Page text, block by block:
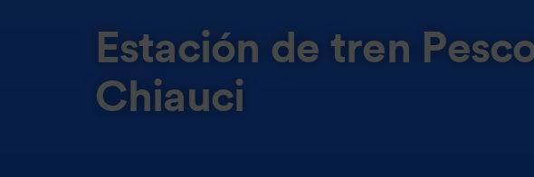
Estación de tren
Chiauci